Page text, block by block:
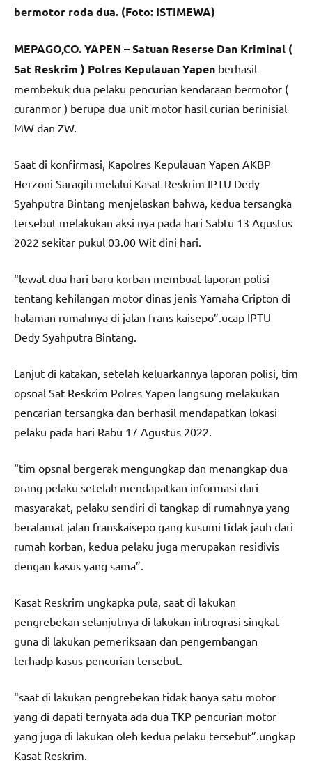
bermotor roda dua. (Foto: ISTIMEWA)
MEPAGO,CO. YAPEN –Satuan Reserse Dan Kriminal (
Sat Reskrim ) Polres Kepulauan Yapen berhasil
membekuk dua pelaku pencurian kendaraan bermotor (
curanmor ) berupa dua unit motor hasil curian berinisial
MW dan ZW.
Saat di konfirmasi, Kapolres Kepulauan Yapen AKBP
Herzoni Saragih melalui Kasat Reskrim IPTU Dedy
Syahputra Bintang menjelaskan bahwa, kedua tersangka
tersebut melakukan aksi nya pada hari Sabtu 13 Agustus
2022 sekitar pukul 03.00 Wit dini hari.
“lewat dua hari baru korban membuat laporan polisi
tentang kehilangan motor dinas jenis Yamaha Cripton di
halaman rumahnya di jalan frans kaisepo”.ucap IPTU
Dedy Syahputra Bintang.
Lanjut di katakan, setelah keluarkannya laporan polisi, tim
opsnal Sat Reskrim Polres Yapen langsung melakukan
pencarian tersangka dan berhasil mendapatkan lokasi
pelaku pada hari Rabu 17 Agustus 2022.
“tim opsnal bergerak mengungkap dan menangkap dua
orang pelaku setelah mendapatkan informasi dari
masyarakat, pelaku sendiri di tangkap di rumahnya yang
beralamat jalan franskaisepo gang kusumi tidak jauh dari
rumah korban, kedua pelaku juga merupakan residivis
dengan kasus yang sama”.
Kasat Reskrim ungkapka pula, saat di lakukan
pengrebekan selanjutnya di lakukan intrograsi singkat
guna di lakukan pemeriksaan dan pengembangan
terhadp kasus pencurian tersebut.
“saat di lakukan pengrebekan tidak hanya satu motor
yang di dapati ternyata ada dua TKP pencurian motor
yang juga di lakukan oleh kedua pelaku tersebut”.ungkap
Kasat Reskrim.